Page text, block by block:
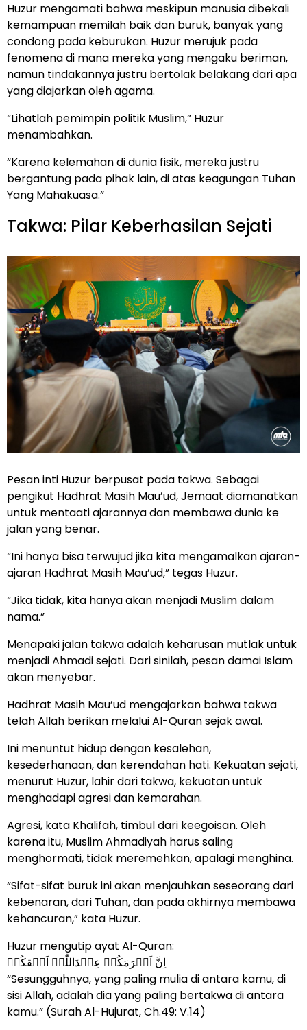
Huzur mengamati bahwa meskipun manusia dibekali
kemampuan memilah baik dan buruk, banyak yang
condong pada keburukan. Huzur merujuk pada
fenomena di mana mereka yang mengaku beriman,
namun tindakannya justru bertolak belakang dari apa
yang diajarkan oleh agama.
“Lihatlah pemimpin politik Muslim,” Huzur
menambahkan.
“Karena kelemahan di dunia fisik, mereka justru
bergantung pada pihak lain, di atas keagungan Tuhan
Yang Mahakuasa.”
Takwa: Pilar Keberhasilan Sejati
Pesan inti Huzur berpusat pada takwa. Sebagai
pengikut Hadhrat Masih Mau’ud, Jemaat diamanatkan
untuk mentaati ajarannya dan membawa dunia ke
jalan yang benar.
“Ini hanya bisa terwujud jika kita mengamalkan ajaran-
ajaran Hadhrat Masih Mau’ud,” tegas Huzur.
“Jika tidak, kita hanya akan menjadi Muslim dalam
nama.”
Menapaki jalan takwa adalah keharusan mutlak untuk
menjadi Ahmadi sejati. Dari sinilah, pesan damai Islam
akan menyebar.
Hadhrat Masih Mau’ud mengajarkan bahwa takwa
telah Allah berikan melalui Al-Quran sejak awal.
Ini menuntut hidup dengan kesalehan,
kesederhanaan, dan kerendahan hati. Kekuatan sejati,
menurut Huzur, lahir dari takwa, kekuatan untuk
menghadapi agresi dan kemarahan.
Agresi, kata Khalifah, timbul dari keegoisan. Oleh
karena itu, Muslim Ahmadiyah harus saling
menghormati, tidak meremehkan, apalagi menghina.
“Sifat-sifat buruk ini akan menjauhkan seseorang dari
kebenaran, dari Tuhan, dan pada akhirnya membawa
kehancuran,” kata Huzur.
Huzur mengutip ayat Al-Quran:
اِنَّ اَکۡرَمَکُمۡ عِنۡدَاللّٰہِ اَتۡقکُمۡ
“Sesungguhnya, yang paling mulia di antara kamu, di
sisi Allah, adalah dia yang paling bertakwa di antara
kamu.” (Surah Al-Hujurat, Ch.49: V.14)